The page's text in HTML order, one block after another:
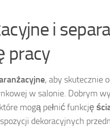
i
pracy
, aby skutecznie
w salonie. Dobrym
mogą pełnić funkcję
dekoracyjnych